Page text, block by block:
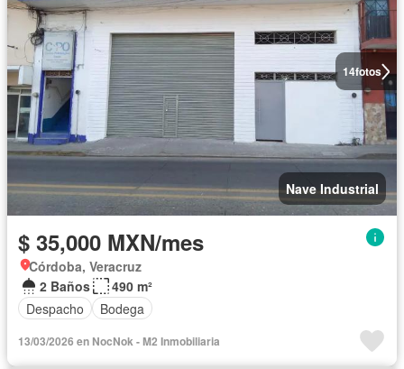
14fotos
Nave Industrial
$ 35,000 MXN/mes
Córdoba, Veracruz
2 Baños
490 m²
Despacho
Bodega
13/03/2026 en NocNok - M2 Inmobiliaria